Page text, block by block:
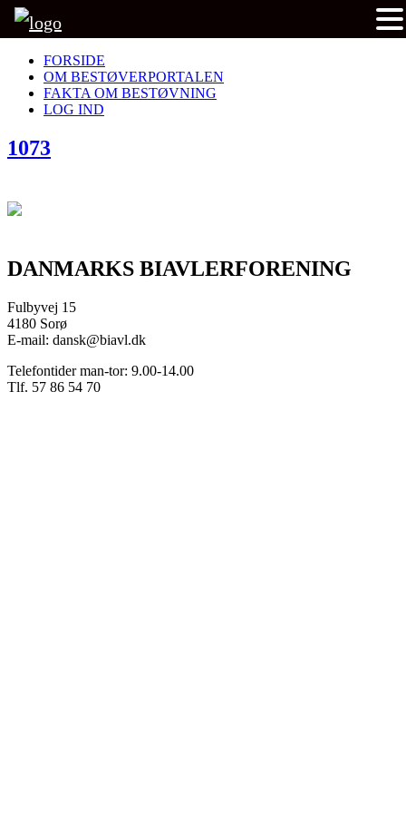
FORSIDE
OM BESTØVERPORTALEN
FAKTA OM BESTØVNING
LOG IND
1073
DANMARKS BIAVLERFORENING
Fulbyvej 15
4180 Sorø
E-mail: dansk@biavl.dk
Telefontider man-tor: 9.00-14.00
Tlf. 57 86 54 70